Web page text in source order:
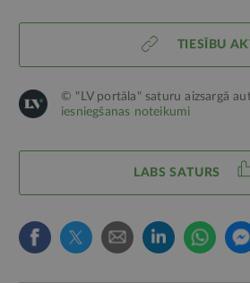
TIESĪBU
© "LV portāla" saturu aizsargā
iesniegšanas noteikumi
LABS SATURS